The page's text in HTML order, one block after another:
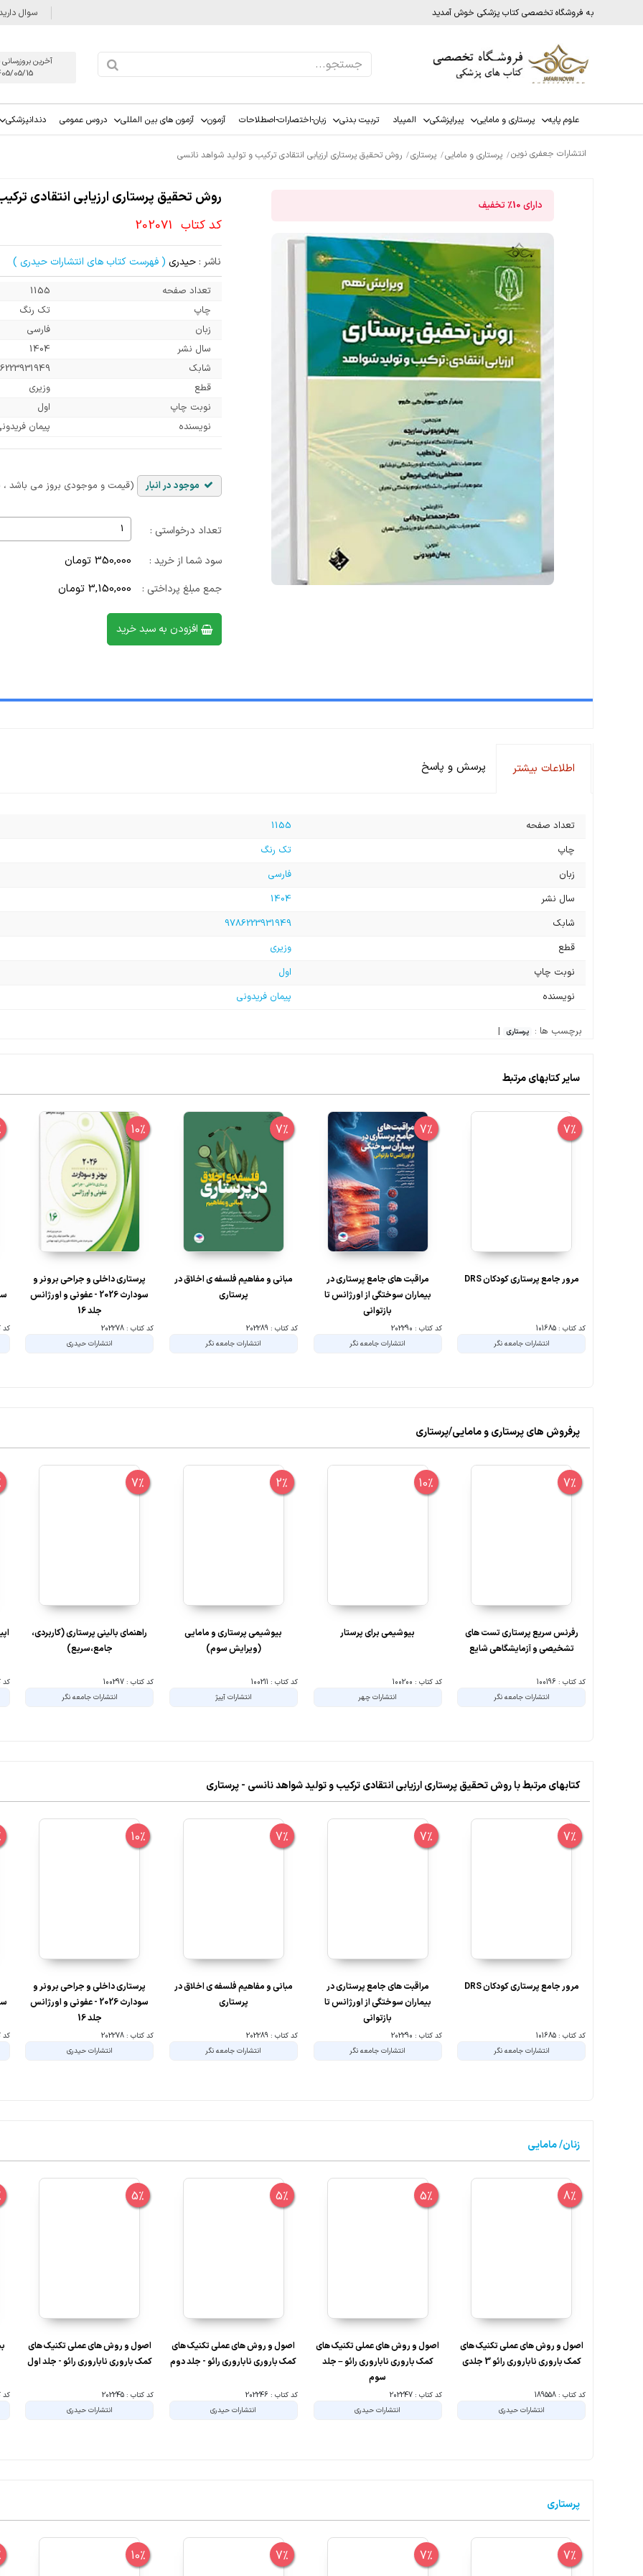
به فروشگاه تخصصی کتاب پزشکی خوش آمدید سوال
آخرین
05/15
علوم پایه پرستاری و مامایی پیراپزشکی المپیاد تربیت بدنی زبان-اختصارات-اصطلاحات آزمون آزمون های بین المللی دروس عمومی دندانپزشکی
انتشارات جعفری نوین پرستاری و مامایی پرستاری روش تحقیق پرستاری ارزیابی انتقادی ترکیب و تولید شواهد نانسی
دارای 10% تخفیف روش تحقیق پرستاری ارزیابی انتقادی
کد کتاب 202071
ناشر : حیدری ( فهرست کتاب های انتشارات حیدری )
تعداد صفحه
1155
چاپ
تک رنگ
زبان
فارسی
سال نشر
1404
شابک
قطع
وزیری
نوبت چاپ
اول
نویسنده
پیمان
موجود در انبار (قیمت و موجودی بروز می باشد ،
تعداد درخواستی :
سود شما از خرید :
350,000 تومان
جمع مبلغ پرداختی : 3,150,000 تومان
افزودن به سبد خرید
اطلاعات بیشتر پرسش و پاسخ
تعداد صفحه
1155
چاپ
تک رنگ
زبان
فارسی
سال نشر
1404
شابک
9786223931949
قطع
وزیری
نوبت چاپ
اول
نویسنده
پیمان فریدونی
برچسب ها : پرستاری |
سایر کتابهای مرتبط
7%
مرور جامع پرستاری کودکان DRS
کد کتاب : 101685
انتشارات جامعه نگر
7%
مراقبت های جامع پرستاری در
بیماران سوختگی از اورژانس تا
بازتوانی
کد کتاب : 202290
انتشارات جامعه نگر
7%
مبانی و مفاهیم فلسفه ی اخلاق در
پرستاری
کد کتاب : 202289
انتشارات جامعه نگر
10%
پرستاری داخلی و جراحی برونر و
سودارث 2026 - عفونی و اورژانس
جلد 16
کد کتاب : 202278
انتشارات حیدری
کد
پرفروش های پرستاری و مامایی/پرستاری
7%
رفرنس سریع پرستاری تست های
تشخیصی و آزمایشگاهی شایع
کد کتاب : 100196
انتشارات جامعه نگر
10%
بیوشیمی برای پرستار
کد کتاب : 100200
انتشارات چهر
2%
بیوشیمی پرستاری و مامایی
(ویرایش سوم)
کد کتاب : 100211
انتشارات آییژ
7%
راهنمای بالینی پرستاری (کاربردی،
جامع،سریع)
کد کتاب : 100297
انتشارات جامعه نگر
کد
کتابهای مرتبط با روش تحقیق پرستاری ارزیابی انتقادی ترکیب و تولید شواهد نانسی - پرستاری
7%
مرور جامع پرستاری کودکان DRS
کد کتاب : 101685
انتشارات جامعه نگر
7%
مراقبت های جامع پرستاری در
بیماران سوختگی از اورژانس تا
بازتوانی
کد کتاب : 202290
انتشارات جامعه نگر
7%
مبانی و مفاهیم فلسفه ی اخلاق در
پرستاری
کد کتاب : 202289
انتشارات جامعه نگر
10%
پرستاری داخلی و جراحی برونر و
سودارث 2026 - عفونی و اورژانس
جلد 16
کد کتاب : 202278
انتشارات حیدری
کد
زنان/ مامایی
8%
اصول و روش های عملی تکنیک های
کمک باروری ناباروری رائو 3 جلدی
کد کتاب : 189558
انتشارات حیدری
5%
اصول و روش های عملی تکنیک های
کمک باروری ناباروری رائو – جلد
سوم
کد کتاب : 202247
انتشارات حیدری
5%
اصول و روش های عملی تکنیک های
کمک باروری ناباروری رائو - جلد دوم
کد کتاب : 202246
انتشارات حیدری
5%
اصول و روش های عملی تکنیک های
کمک باروری ناباروری رائو - جلد اول
کد کتاب : 202245
انتشارات حیدری
کد
پرستاری
7%
7%
7%
10%